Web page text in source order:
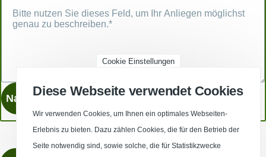
Cookie Einstellungen
Diese Webseite verwendet Cookies
Wir verwenden Cookies, um Ihnen ein optimales Webseiten-
Erlebnis zu bieten. Dazu zählen Cookies, die für den Betrieb der
Seite notwendig sind, sowie solche, die für Statistikzwecke